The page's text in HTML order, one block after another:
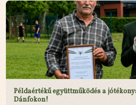
Példaértékű együttműködés a
Dánfokon!